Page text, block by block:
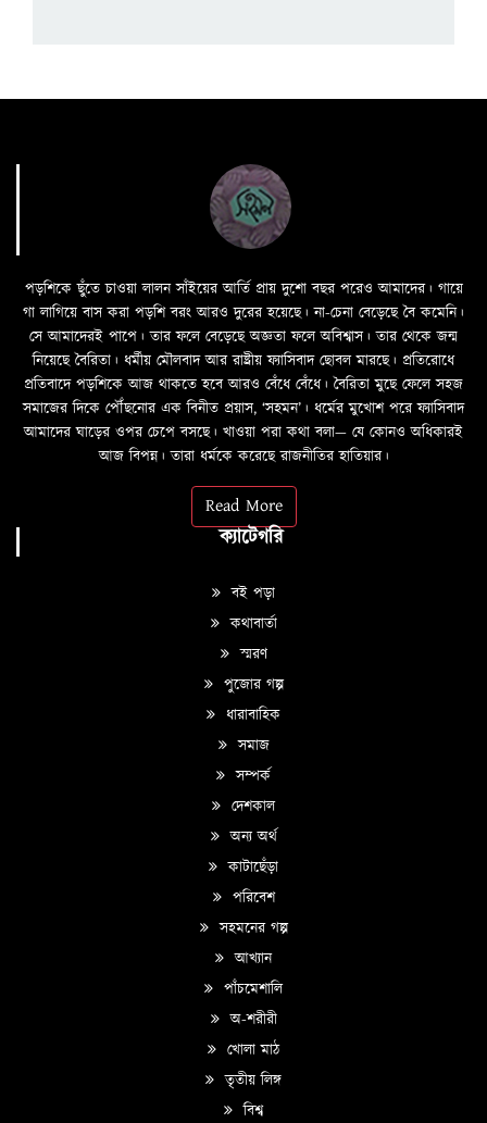
পড়শিকে ছুঁতে চাওয়া লালন সাঁইয়ের আর্তি প্রায় দুশো বছর পরেও আমাদের। গায়ে
গা লাগিয়ে বাস করা পড়শি বরং আরও দুরের হয়েছে। না-চেনা বেড়েছে বৈ কমেনি।
সে আমাদেরই পাপে। তার ফলে বেড়েছে অজ্ঞতা ফলে অবিশ্বাস। তার থেকে জন্ম
নিয়েছে বৈরিতা। ধর্মীয় মৌলবাদ আর রাষ্ট্রীয় ফ্যাসিবাদ ছোবল মারছে। প্রতিরোধে
প্রতিবাদে পড়শিকে আজ থাকতে হবে আরও বেঁধে বেঁধে। বৈরিতা মুছে ফেলে সহজ
সমাজের দিকে পৌঁছনোর এক বিনীত প্রয়াস, ‘সহমন’। ধর্মের মুখোশ পরে ফ্যাসিবাদ
আমাদের ঘাড়ের ওপর চেপে বসছে। খাওয়া পরা কথা বলা—­­ যে কোনও অধিকারই
আজ বিপন্ন। তারা ধর্মকে করেছে রাজনীতির হাতিয়ার।
Read More
ক্যাটেগরি
বই পড়া
কথাবার্তা
স্মরণ
পুজোর গল্প
ধারাবাহিক
সমাজ
সম্পর্ক
দেশকাল
অন্য অর্থ
কাটাছেঁড়া
পরিবেশ
সহমনের গল্প
আখ্যান
পাঁচমেশালি
অ-শরীরী
খোলা মাঠ
তৃতীয় লিঙ্গ
বিশ্ব